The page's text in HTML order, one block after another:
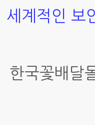
세계적인 보
한국꽃배달